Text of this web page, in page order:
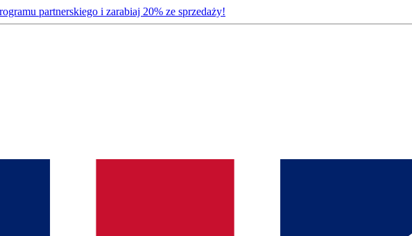
partnerskiego i zarabiaj 20% ze sprzedaży!